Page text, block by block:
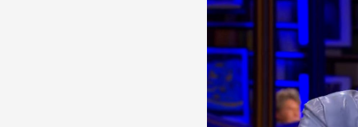
Fatma Kaplan
Ülkü Hilal Çiftçi'nin